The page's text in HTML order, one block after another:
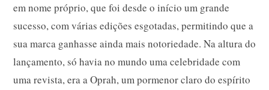
em nome próprio, que foi desde o início um grande
sucesso, com várias edições esgotadas, permitindo que a
sua marca ganhasse ainda mais notoriedade. Na altura do
lançamento, só havia no mundo uma celebridade com
uma revista, era a Oprah, um pormenor claro do espírito